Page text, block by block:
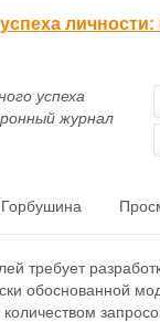
успеха
журнал
требует
обоснованной